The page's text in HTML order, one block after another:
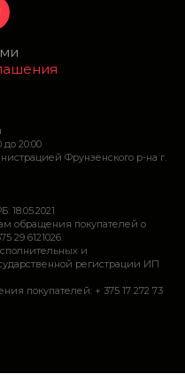
20:00
Фрунзенского р-на г.
18.05.2021
обращения покупателей о
29 6121026.
и
регистрации ИП
покупателей: + 375 17 272 73